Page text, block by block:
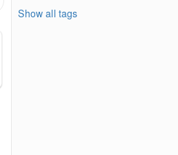
Show all tags